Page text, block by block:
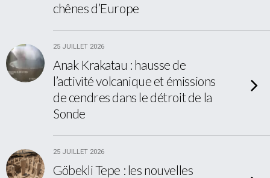
chênes d’Europe
25 JUILLET 2026
Anak Krakatau : hausse de
l’activité volcanique et émissions
de cendres dans le détroit de la
Sonde
25 JUILLET 2026
Göbekli Tepe : les nouvelles